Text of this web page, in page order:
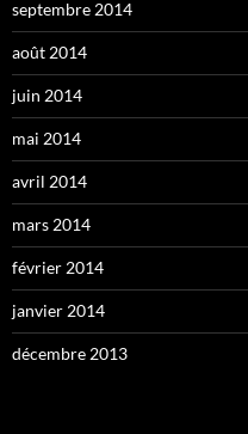
septembre 2014
août 2014
juin 2014
mai 2014
avril 2014
mars 2014
février 2014
janvier 2014
décembre 2013